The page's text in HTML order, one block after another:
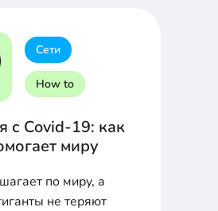
Сети
How to
с Covid-19: как
миру
по миру, а
не теряют